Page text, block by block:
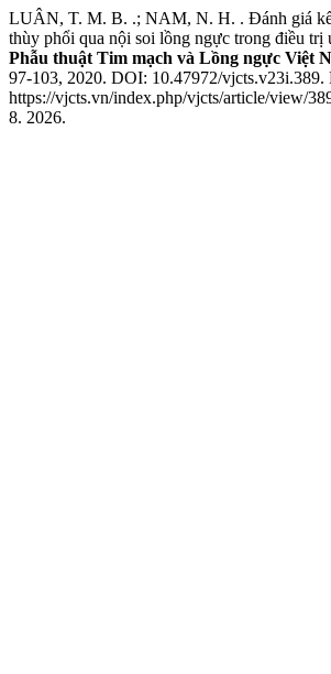
LUÂN, T. M. B. .; NAM, N. H. . Đánh giá
thùy phổi qua nội soi lồng ngực trong điều trị
Phẫu thuật Tim mạch và Lồng ngực Việt
97-103, 2020. DOI: 10.47972/vjcts.v23i.389.
https://vjcts.vn/index.php/vjcts/article/view/
8. 2026.